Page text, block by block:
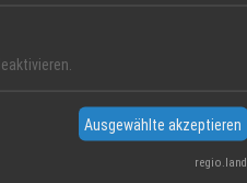
Ausgewählte akzeptieren
regio.land